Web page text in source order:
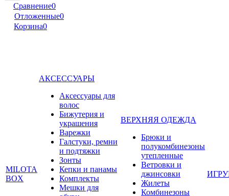
Сравнение0
Отложенные0
Корзина0
MILOTA
BOX
АКСЕССУАРЫ
Аксессуары для
волос
Бижутерия и
украшения
Варежки
Галстуки, ремни
и подтяжки
Зонты
Кепки и панамы
Комплекты
Мешки для
ВЕРХНЯЯ ОДЕЖДА
Брюки и
полукомбинезоны
утепленные
Ветровки и
джинсовки
Жилеты
Комбинезоны